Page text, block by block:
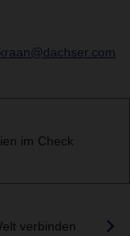
im Check
verbinden